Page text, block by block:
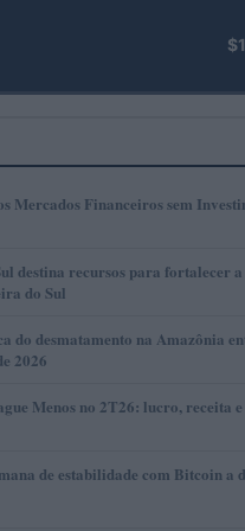
Mercados Financeiros sem
destina recursos para fortalecer a
do Sul
do desmatamento na Amazônia
2026
Menos no 2T26: lucro, receita
de estabilidade com Bitcoin a